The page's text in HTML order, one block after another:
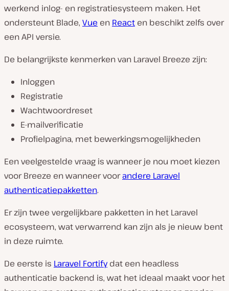
werkend inlog- en registratiesysteem maken. Het
ondersteunt Blade, Vue en React en beschikt zelfs over
een API versie.
De belangrijkste kenmerken van Laravel Breeze zijn:
Inloggen
Registratie
Wachtwoordreset
E-mailverificatie
Profielpagina, met bewerkingsmogelijkheden
Een veelgestelde vraag is wanneer je nou moet kiezen
voor Breeze en wanneer voorandere Laravel
authenticatiepakketten.
Er zijn twee vergelijkbare pakketten in het Laravel
ecosysteem, wat verwarrend kan zijn als je nieuw bent
in deze ruimte.
De eerste is Laravel Fortifydat een headless
authenticatie backend is, wat het ideaal maakt voor het